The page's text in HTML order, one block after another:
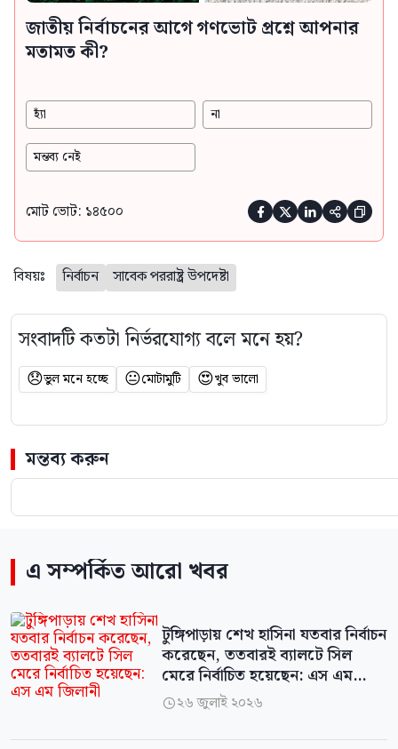
জাতীয় নির্বাচনের আগে গণভোট প্রশ্নে আপনার
মতামত কী?
হ্যাঁ না
মন্তব্য নেই
মোট ভোট: ১৪৫০০     
বিষয়ঃ নির্বাচন সাবেক পররাষ্ট্র উপদেষ্টা
সংবাদটি কতটা নির্ভরযোগ্য বলে মনে হয়?
😞ভুল মনে হচ্ছে 😐মোটামুটি 😍খুব ভালো
মন্তব্য করুন
এ সম্পর্কিত আরো খবর
টুঙ্গিপাড়ায় শেখ হাসিনা যতবার নির্বাচন
করেছেন, ততবারই ব্যালটে সিল
মেরে নির্বাচিত হয়েছেন: এস এম
জিলানী
২৬ জুলাই ২০২৬